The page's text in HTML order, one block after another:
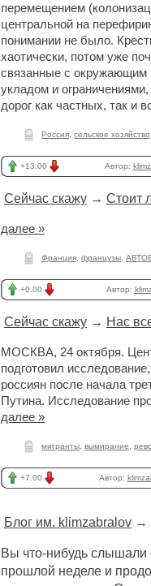
перемещением
центральной на
понимании не было.
хаотически, потом уже
связанные с окружающим
укладом и
дорог как частных, так и
Россия сельское хозяйство
+13.00 Автор:
Сейчас скажу → Стоит
далее »
Франция французы
+0.00 Автор:
Сейчас скажу → Нас
МОСКВА, 24 октября.
подготовил
россиян после начала
Путина. Исследование
далее »
мигранты вымирание
+7.00 Автор:
Блог им. klimzabralov →
Вы что-нибудь
прошлой неделе и